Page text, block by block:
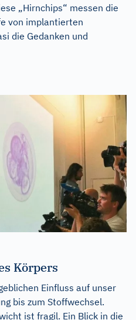
„Hirnchips“ messen die
von implantierten
die Gedanken und
Körpers
Einfluss auf unser
bis zum Stoffwechsel.
ist fragil. Ein Blick in die